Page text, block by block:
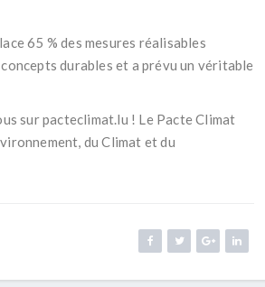
65 % des mesures réalisables
durables et a prévu un véritable
sur pacteclimat.lu ! Le Pacte Climat
du Climat et du